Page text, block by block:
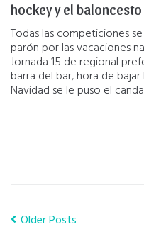
hockey y el
Todas las competiciones
parón por las vacaciones
Jornada 15 de regional
barra del bar, hora de
Navidad se le puso el
Older Posts